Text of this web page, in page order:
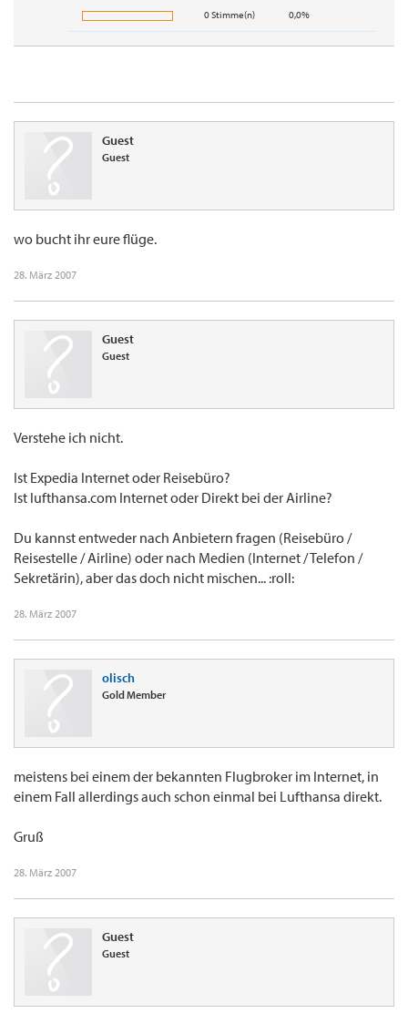
0 Stimme(n) 0,0%
Guest
Guest
wo bucht ihr eure flüge.
28. März 2007
Guest
Guest
Verstehe ich nicht.
Ist Expedia Internet oder Reisebüro?
Ist lufthansa.com Internet oder Direkt bei der Airline?
Du kannst entweder nach Anbietern fragen (Reisebüro /
Reisestelle / Airline) oder nach Medien (Internet / Telefon /
Sekretärin), aber das doch nicht mischen... :roll:
28. März 2007
olisch
Gold Member
meistens bei einem der bekannten Flugbroker im Internet, in
einem Fall allerdings auch schon einmal bei Lufthansa direkt.
Gruß
28. März 2007
Guest
Guest